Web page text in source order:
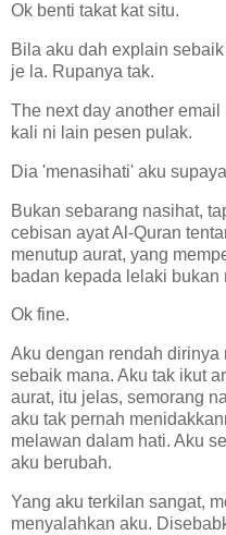
Ok benti takat kat situ.
Bila aku dah explain
je la. Rupanya tak.
The next day another
kali ni lain pesen pulak.
Dia 'menasihati' aku
Bukan sebarang nasihat,
cebisan ayat Al-Quran
menutup aurat, yang
badan kepada lelaki bukan
Ok fine.
Aku dengan rendah dirinya
sebaik mana. Aku tak ikut
aurat, itu jelas, semorang
aku tak pernah
melawan dalam hati. Aku
aku berubah.
Yang aku terkilan sangat,
menyalahkan aku.